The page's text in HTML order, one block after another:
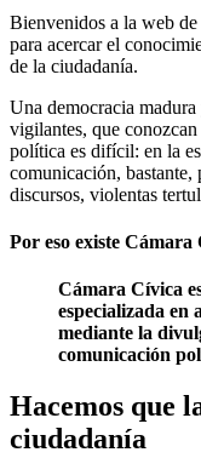
Bienvenidos a la web de
para acercar el
de la ciudadanía.
Una democracia
vigilantes, que conozcan
política es difícil: en la
comunicación, bastante,
discursos, violentas
Por eso existe Cámara
Cámara Cívica
especializada en
mediante la
comunicación
Hacemos que
ciudadanía